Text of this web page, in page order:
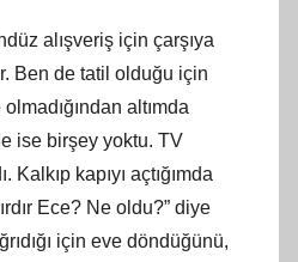
alışveriş için çarşıya
Ben de tatil olduğu için
altımda
ise birşey yoktu. TV
Kalkıp kapıyı açtığımda
Ece? Ne oldu?” diye
için eve döndüğünü,